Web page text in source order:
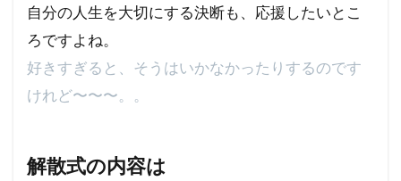
自分の人生を大切にする決断も、応援したいとこ
ろですよね。
好きすぎると、そうはいかなかったりするのです
けれど〜〜〜。。
解散式の内容は